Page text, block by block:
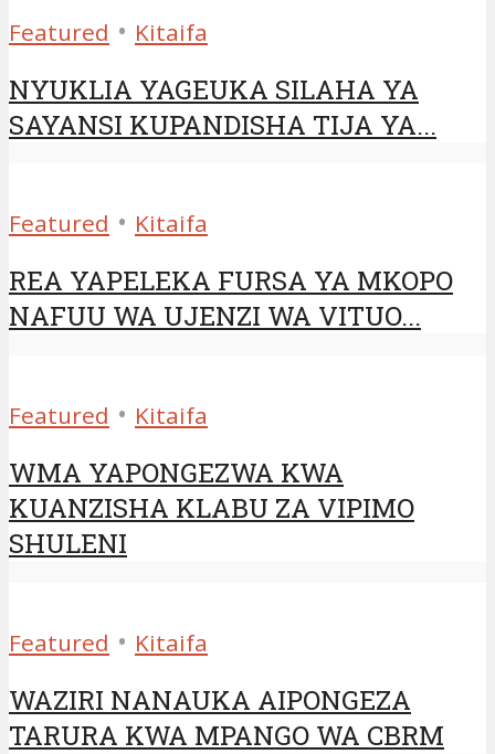
Featured • Kitaifa
NYUKLIA YAGEUKA SILAHA YA
SAYANSI KUPANDISHA TIJA YA...
Featured • Kitaifa
REA YAPELEKA FURSA YA MKOPO
NAFUU WA UJENZI WA VITUO...
Featured • Kitaifa
WMA YAPONGEZWA KWA
KUANZISHA KLABU ZA VIPIMO
SHULENI
Featured • Kitaifa
WAZIRI NANAUKA AIPONGEZA
TARURA KWA MPANGO WA CBRM